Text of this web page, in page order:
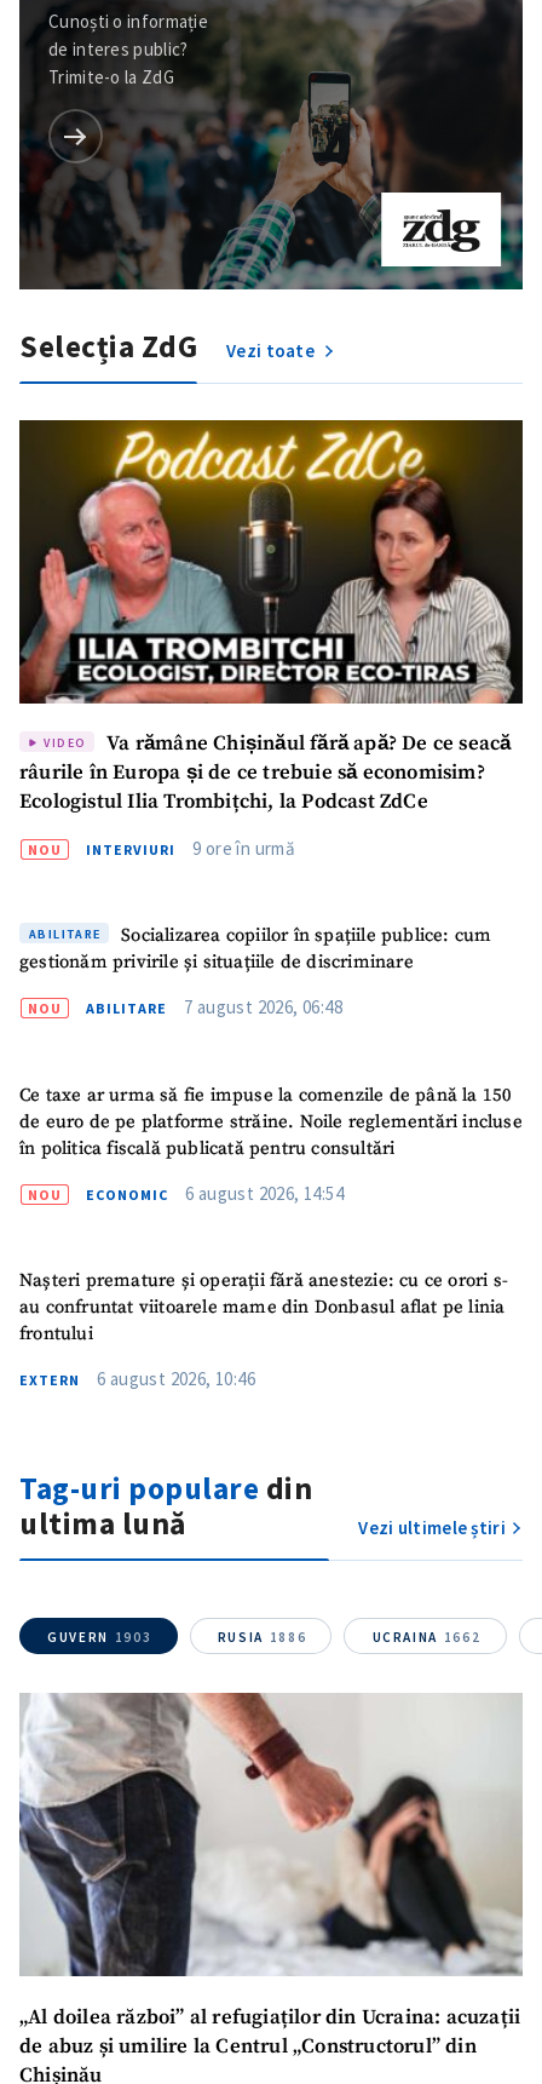
Trimite o informație
Despre ZdG
in English
на русском
Cunoști o informație
de interes public?
Trimite-o la ZdG
Selecția ZdG Vezi toate
VIDEO
Va rămâne Chișinăul fără apă? De ce seacă
râurile în Europa și de ce trebuie să economisim?
Ecologistul Ilia Trombițchi, la Podcast ZdCe
NOU INTERVIURI 9 ore în urmă
ABILITARE
Socializarea copiilor în spațiile publice: cum
gestionăm privirile și situațiile de discriminare
NOU ABILITARE 7 august 2026, 06:48
Ce taxe ar urma să fie impuse la comenzile de până la 150
de euro de pe platforme străine. Noile reglementări incluse
în politica fiscală publicată pentru consultări
NOU ECONOMIC 6 august 2026, 14:54
Nașteri premature și operații fără anestezie: cu ce orori s-
au confruntat viitoarele mame din Donbasul aflat pe linia
frontului
EXTERN 6 august 2026, 10:46
Tag-uri populare din
ultima lună
Vezi ultimele știri
GUVERN 1903 RUSIA 1886 UCRAINA 1662
„Al doilea război” al refugiaților din Ucraina: acuzații
de abuz și umilire la Centrul „Constructorul” din
Chișinău
ȘTIREA MEA
Titlu știre
+ Adaugă titlu
Fotografie
+ Încarcă imagine